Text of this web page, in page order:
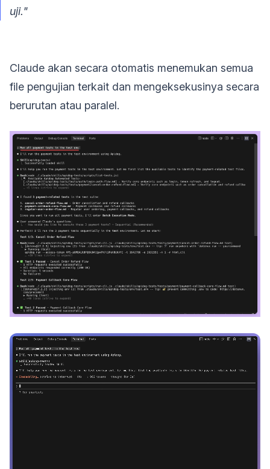
uji."
Claude akan secara otomatis menemukan semua
file pengujian terkait dan mengeksekusinya secara
berurutan atau paralel.